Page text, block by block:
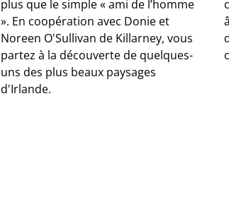
plus que le simple « ami de l’homme
». En coopération avec Donie et
Noreen O'Sullivan de Killarney, vous
partez à la découverte de quelques-
uns des plus beaux paysages
d'Irlande.